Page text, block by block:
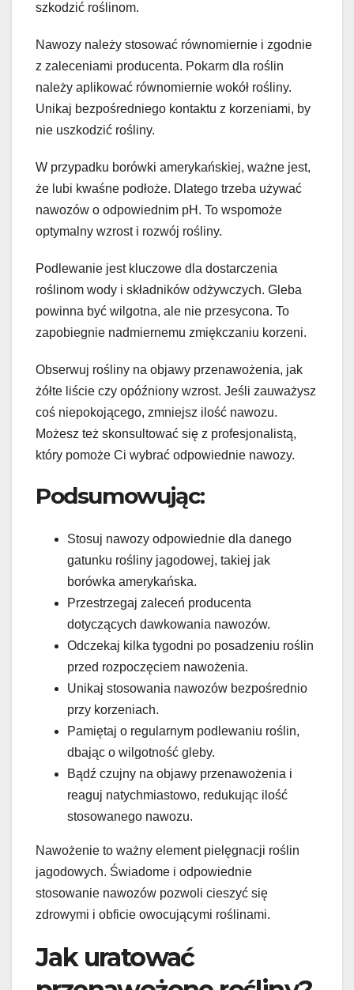
szkodzić roślinom.
Nawozy należy stosować równomiernie i zgodnie
z zaleceniami producenta. Pokarm dla roślin
należy aplikować równomiernie wokół rośliny.
Unikaj bezpośredniego kontaktu z korzeniami, by
nie uszkodzić rośliny.
W przypadku borówki amerykańskiej, ważne jest,
że lubi kwaśne podłoże. Dlatego trzeba używać
nawozów o odpowiednim pH. To wspomoże
optymalny wzrost i rozwój rośliny.
Podlewanie jest kluczowe dla dostarczenia
roślinom wody i składników odżywczych. Gleba
powinna być wilgotna, ale nie przesycona. To
zapobiegnie nadmiernemu zmiękczaniu korzeni.
Obserwuj rośliny na objawy przenawożenia, jak
żółte liście czy opóźniony wzrost. Jeśli zauważysz
coś niepokojącego, zmniejsz ilość nawozu.
Możesz też skonsultować się z profesjonalistą,
który pomoże Ci wybrać odpowiednie nawozy.
Podsumowując:
Stosuj nawozy odpowiednie dla danego
gatunku rośliny jagodowej, takiej jak
borówka amerykańska.
Przestrzegaj zaleceń producenta
dotyczących dawkowania nawozów.
Odczekaj kilka tygodni po posadzeniu roślin
przed rozpoczęciem nawożenia.
Unikaj stosowania nawozów bezpośrednio
przy korzeniach.
Pamiętaj o regularnym podlewaniu roślin,
dbając o wilgotność gleby.
Bądź czujny na objawy przenawożenia i
reaguj natychmiastowo, redukując ilość
stosowanego nawozu.
Nawożenie to ważny element pielęgnacji roślin
jagodowych. Świadome i odpowiednie
stosowanie nawozów pozwoli cieszyć się
zdrowymi i obficie owocującymi roślinami.
Jak uratować